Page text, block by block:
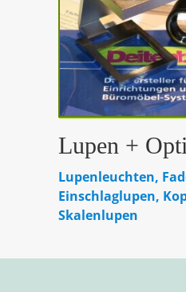
Lupen +
Lupenleuchten,
Einschlaglupen,
Skalenlupen